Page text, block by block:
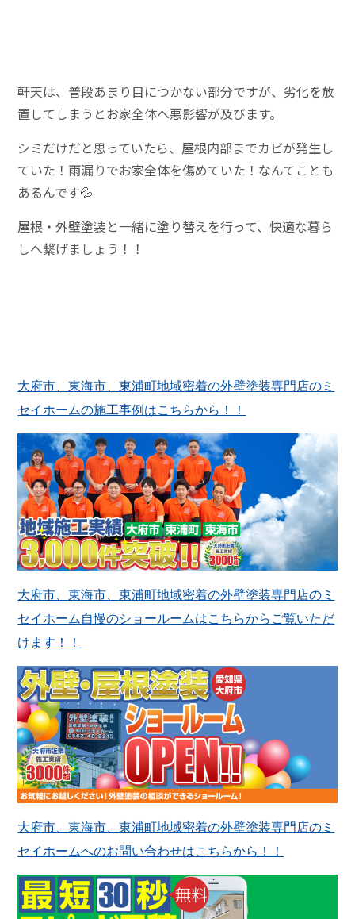
軒天は、普段あまり目につかない部分ですが、劣化を放
置してしまうとお家全体へ悪影響が及びます。
シミだけだと思っていたら、屋根内部までカビが発生し
ていた！雨漏りでお家全体を傷めていた！なんてことも
あるんです💦
屋根・外壁塗装と一緒に塗り替えを行って、快適な暮ら
しへ繋げましょう ！！
大府市、東海市、東浦町地域密着の外壁塗装専門店のミ
セイホームの施工事例はこちらから！！
大府市、東海市、東浦町地域密着の外壁塗装専門店のミ
セイホーム自慢のショールームはこちらからご覧いただ
けます！！
大府市、東海市、東浦町地域密着の外壁塗装専門店のミ
セイホームへのお問い合わせはこちらから！！